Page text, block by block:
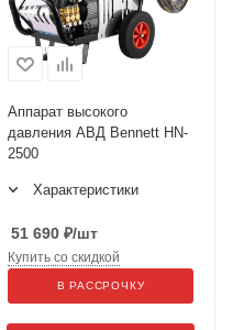
Аппарат высокого
давления АВД Bennett HN-
2500
Характеристики
51 690 ₽/шт
Купить со скидкой
В РАССРОЧКУ